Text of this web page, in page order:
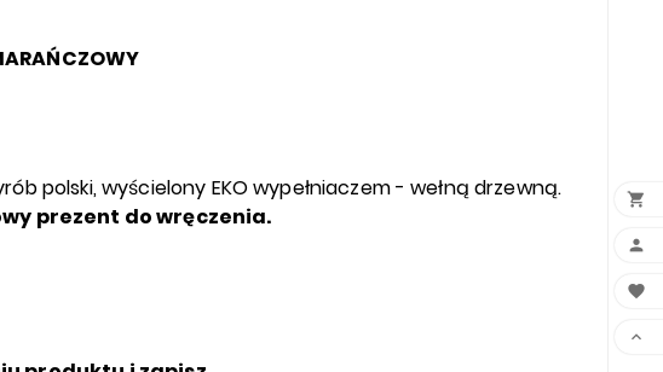
polski, wyścielony EKO wypełniaczem - wełną drzewną.
prezent do wręczenia.



